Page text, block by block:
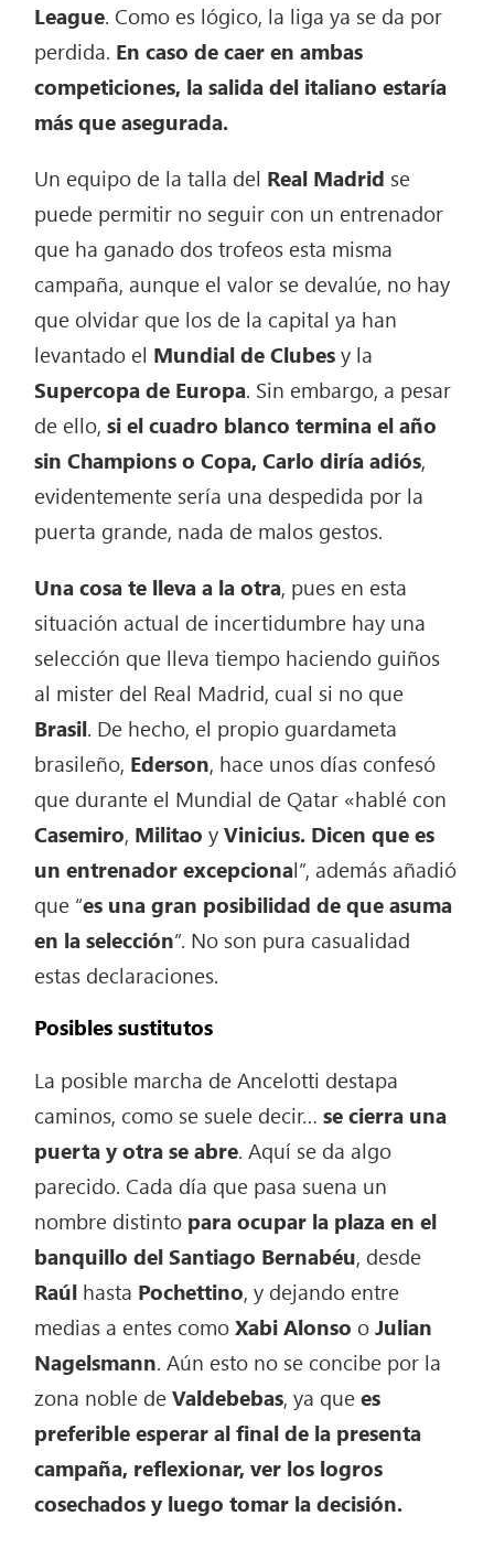
League. Como es lógico, la liga ya se da por
perdida. En caso de caer en ambas
competiciones, la salida del italiano estaría
más que asegurada.
Un equipo de la talla del Real Madrid se
puede permitir no seguir con un entrenador
que ha ganado dos trofeos esta misma
campaña, aunque el valor se devalúe, no hay
que olvidar que los de la capital ya han
levantado el Mundial de Clubesy la
Supercopa de Europa. Sin embargo, a pesar
de ello,si el cuadro blanco termina el año
sin Champions o Copa, Carlo diría adiós,
evidentemente sería una despedida por la
puerta grande, nada de malos gestos.
Una cosa te lleva a la otra, pues en esta
situación actual de incertidumbre hay una
selección que lleva tiempo haciendo guiños
al mister del Real Madrid, cual si no que
Brasil. De hecho, el propio guardameta
brasileño, Ederson, hace unos días confesó
que durante el Mundial de Qatar «hablé con
Casemiro, MilitaoyVinicius. Dicen que es
un entrenador excepcional”, además añadió
que “es una gran posibilidad de que asuma
en la selección”. No son pura casualidad
estas declaraciones.
Posibles sustitutos
La posible marcha de Ancelotti destapa
caminos, como se suele decir…se cierra una
puerta y otra se abre. Aquí se da algo
parecido. Cada día que pasa suena un
nombre distinto para ocupar la plaza en el
banquillo del Santiago Bernabéu, desde
Raúl hasta Pochettino, y dejando entre
medias a entes comoXabi Alonso oJulian
Nagelsmann. Aún esto no se concibe por la
zona noble deValdebebas, ya quees
preferible esperar al final de la presenta
campaña, reflexionar, ver los logros
cosechados y luego tomar la decisión.